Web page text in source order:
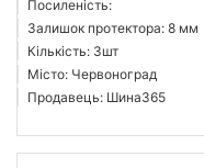
Посиленість:
Залишок протектора: 8 мм
Кількість: 3шт
Місто: Червоноград
Продавець: Шина365